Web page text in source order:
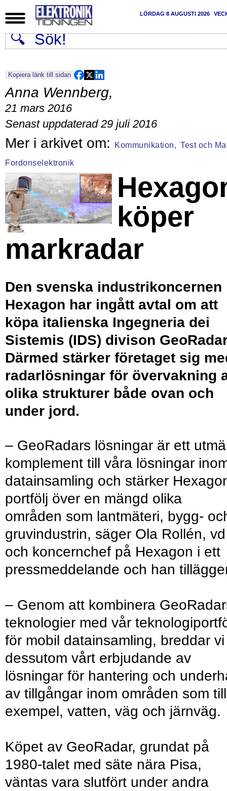
LÖRDAG 8 AUGUSTI 2026
Kopiera länk till sidan
Anna Wennberg,
21 mars 2016
Senast uppdaterad 29 juli 2016
Kommunikation, Test och
Fordonselektronik
köper
markradar
Den svenska industrikoncernen
Hexagon har ingått avtal om att
köpa italienska Ingegneria dei
Sistemis (IDS) divison
Därmed stärker företaget sig
radarlösningar för övervakning
olika strukturer både ovan och
under jord.
– GeoRadars lösningar är ett
komplement till våra lösningar
datainsamling och stärker
portfölj över en mängd olika
områden som lantmäteri, bygg-
gruvindustrin, säger Ola Rollén, vd
och koncernchef på Hexagon i ett
pressmeddelande och han
– Genom att kombinera
teknologier med vår
för mobil datainsamling, breddar vi
dessutom vårt erbjudande av
lösningar för hantering och
av tillgångar inom områden som till
exempel, vatten, väg och järnväg.
Köpet av GeoRadar, grundat på
1980-talet med säte nära Pisa,
väntas vara slutfört under andra